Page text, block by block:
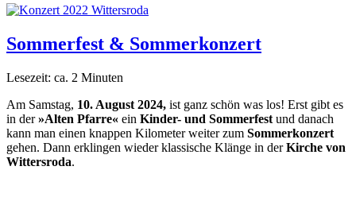
Sommerfest & Sommerkonzert
Lesezeit: ca. 2 Minuten
Am Samstag, 10. August 2024, ist ganz schön was los! Erst gibt es
in der»Alten Pfarre« ein Kinder- und Sommerfest und danach
kann man einen knappen Kilometer weiter zum Sommerkonzert
gehen. Dann erklingen wieder klassische Klänge in derKirche von
Wittersroda.